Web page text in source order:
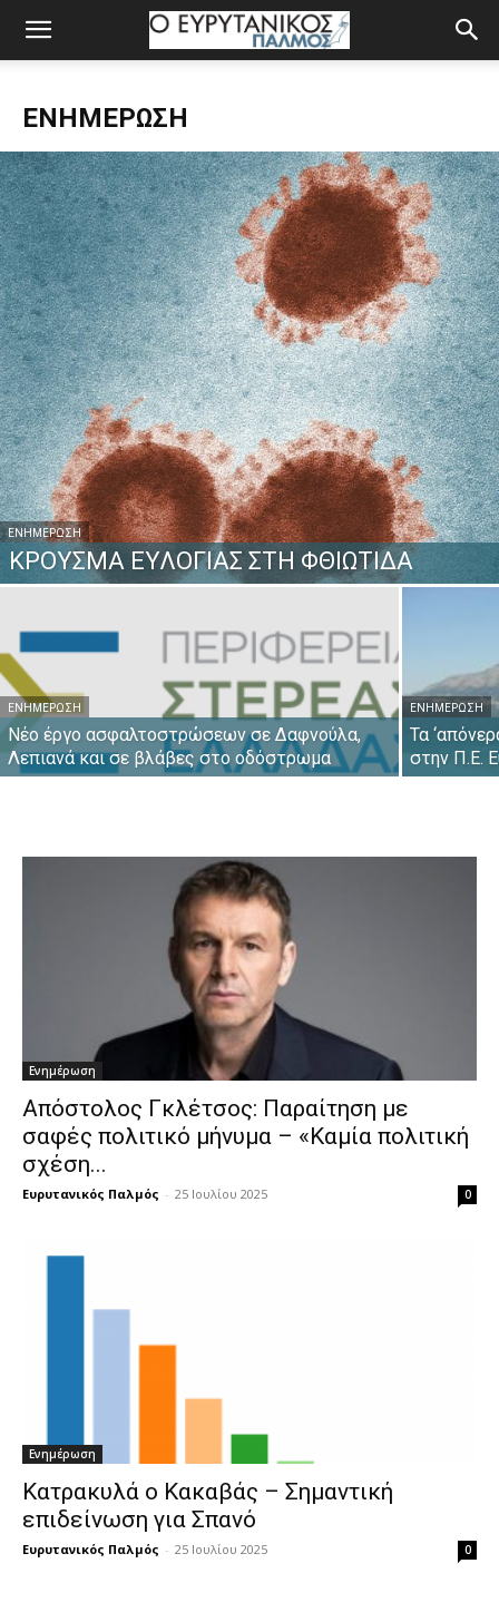
ΕΝΗΜΈΡΩΣΗ
ΕΝΗΜΈΡΩΣΗ
ΚΡΟΥΣΜΑ ΕΥΛΟΓΙΑΣ ΣΤΗ ΦΘΙΩΤΙΔΑ
ΕΝΗΜΈΡΩΣΗ
Νέο έργο ασφαλτοστρώσεων σε Δαφνούλα,
Λεπιανά και σε βλάβες στο οδόστρωμα
ΕΝΗΜΈΡΩΣΗ
Τα
στην Π.Ε.
Ενημέρωση
Απόστολος Γκλέτσος: Παραίτηση με
σαφές πολιτικό μήνυμα – «Καμία πολιτική
σχέση...
Ευρυτανικός Παλμός - 25 Ιουλίου 2025 0
Ενημέρωση
Κατρακυλά ο Κακαβάς – Σημαντική
επιδείνωση για Σπανό
Ευρυτανικός Παλμός - 25 Ιουλίου 2025 0